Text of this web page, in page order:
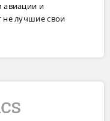
авиации и
не лучшие свои